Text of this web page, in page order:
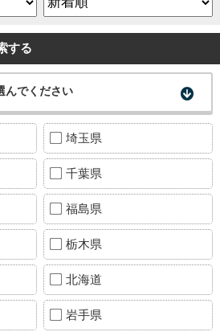
する
んでください
埼玉県
千葉県
福島県
栃木県
北海道
岩手県